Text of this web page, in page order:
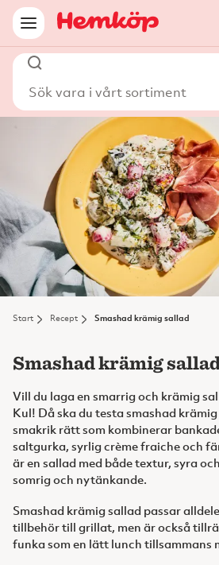
Start Recept Smashad krämig sallad
Smashad krämig
Vill du laga en smarrig och krämig
Kul! Då ska du testa smashad
smakrik rätt som kombinerar
saltgurka, syrlig crème fraiche och
är en sallad med både textur, syra
somrig och nytänkande.
Smashad krämig sallad passar
tillbehör till grillat, men är också
funka som en lätt lunch tillsammans